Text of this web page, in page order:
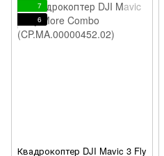
7
6
Квадрокоптер DJI Mavic 3 Fly